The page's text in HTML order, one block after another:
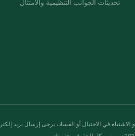
تحديثات الجوانب التنظيمية والامتثال
في الاحتيال أو الفساد، يرجى إرسال بريد